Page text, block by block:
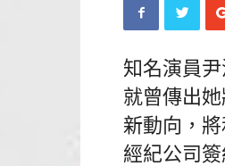
知名演員
就曾傳出
新動向，
經紀公司簽